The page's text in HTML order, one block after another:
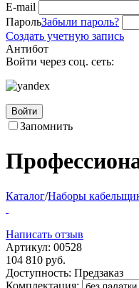
E-mail
ПарольЗабыли пароль?
Создать учетную запись
Антибот
Войти через соц. сеть:
Войти
Запомнить
Каталог/Наборы
Написать отзыв
Артикул: 00528
104 810 руб.
Доступность: Предзаказ
Комплектация: